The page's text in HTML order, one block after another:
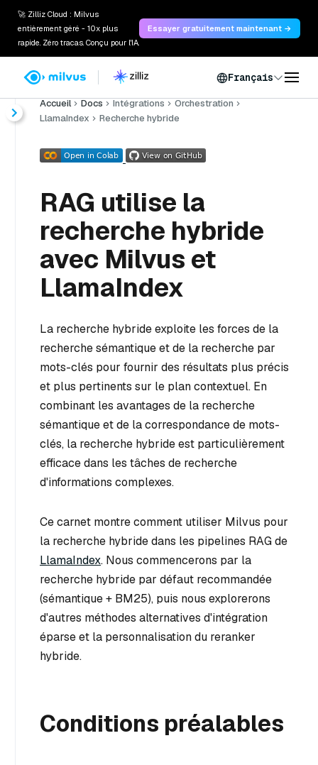
🚀 Zilliz Cloud : Milvus
entièrement géré - 10x plus
rapide. Zéro tracas. Conçu pour l'IA.
Essayer gratuitement maintenant →
Français
Accueil Docs Intégrations
Orchestration
LlamaIndex
Recherche hybride
RAG utilise la
recherche hybride
avec Milvus et
LlamaIndex
La recherche hybride exploite les forces de la
recherche sémantique et de la recherche par
mots-clés pour fournir des résultats plus précis
et plus pertinents sur le plan contextuel. En
combinant les avantages de la recherche
sémantique et de la correspondance de mots-
clés, la recherche hybride est particulièrement
efficace dans les tâches de recherche
d'informations complexes.
Ce carnet montre comment utiliser Milvus pour
la recherche hybride dans les pipelines RAG de
LlamaIndex. Nous commencerons par la
recherche hybride par défaut recommandée
(sémantique + BM25), puis nous explorerons
d'autres méthodes alternatives d'intégration
éparse et la personnalisation du reranker
hybride.
Conditions préalables